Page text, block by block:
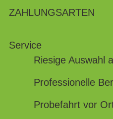
ZAHLUNGSARTEN
Service
Riesige Auswahl
Professionelle
Probefahrt vor